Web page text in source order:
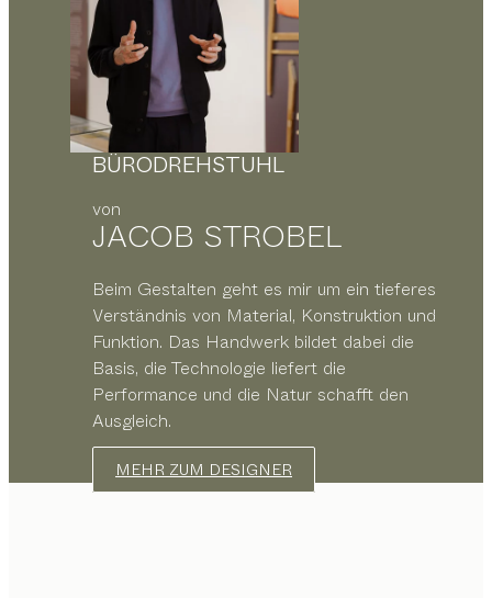
BÜRODREHSTUHL
von
JACOB STROBEL
Beim Gestalten geht es mir um ein tieferes
Verständnis von Material, Konstruktion und
Funktion. Das Handwerk bildet dabei die
Basis, die Technologie liefert die
Performance und die Natur schafft den
Ausgleich.
MEHR ZUM DESIGNER